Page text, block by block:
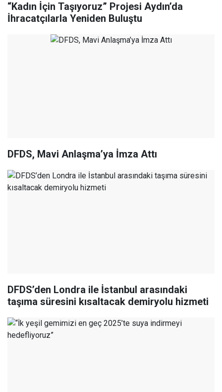
“Kadın İçin Taşıyoruz” Projesi Aydın’da
İhracatçılarla Yeniden Buluştu
DFDS, Mavi Anlaşma’ya İmza Attı
DFDS’den Londra ile İstanbul arasındaki
taşıma süresini kısaltacak demiryolu hizmeti